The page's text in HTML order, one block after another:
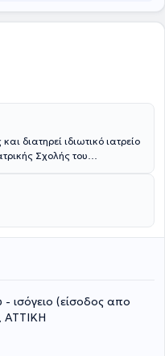
διατηρεί ιδιωτικό ιατρείο
Σχολής του
στον Ιατρικό Βελονισμό,
κατά YAMAMOTO
του πορείας, υπήρξε
διατελεί συνεργάτης του
στην αντιμετώπιση
Ινστιτούτου
μέλος της Ακαδημίας
ισόγειο (είσοδος απο
ΑΤΤΙΚΗ